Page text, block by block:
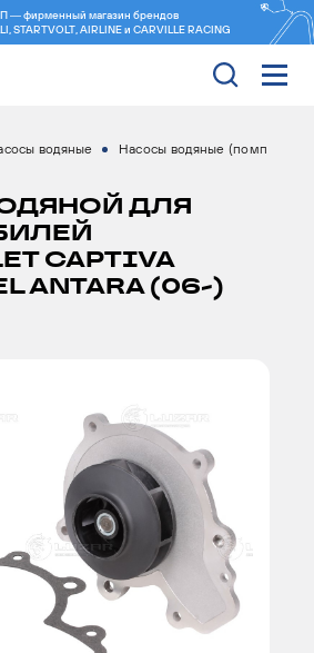
фирменный магазин брендов
STARTVOLT, AIRLINE и CARVILLE RACING
водяные
Насосы водяные (помп
ДЛЯ
CAPTIVA
ANTARA (06-)